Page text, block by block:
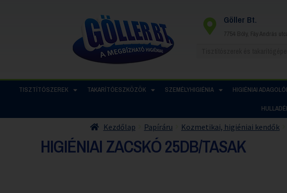
Göller Bt.
7754 Bóly, Fáy András
TISZTÍTÓSZEREK TAKARÍTÓESZKÖZÖK SZEMÉLYHIGIÉNIA HIGIÉNIAI
Kezdőlap Papíráru Kozmetikai, higiéniai kendők
HIGIÉNIAI ZACSKÓ 25DB/TASAK